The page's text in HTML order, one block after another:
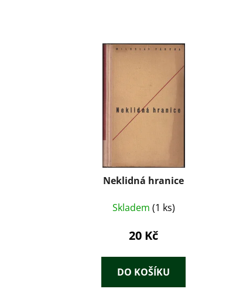
Neklidná hranice
Skladem (1 ks)
20 Kč
DO KOŠÍKU